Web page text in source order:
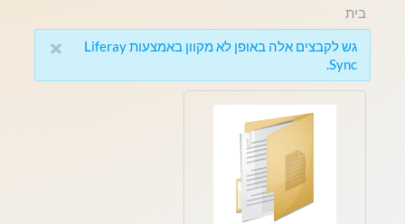
בית
×
גש לקבצים אלה באופן לא מקוון באמצעות Liferay
Sync.